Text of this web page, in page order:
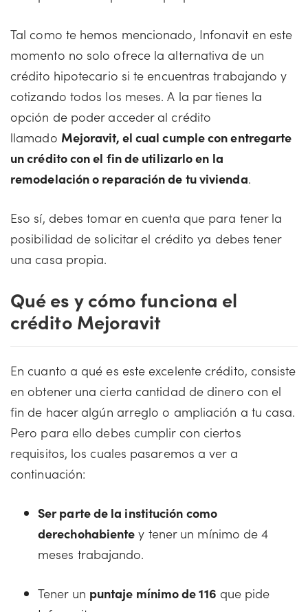
Tal como te hemos mencionado, Infonavit en este
momento no solo ofrece la alternativa de un
crédito hipotecario si te encuentras trabajando y
cotizando todos los meses. A la par tienes la
opción de poder acceder al crédito
llamado Mejoravit, el cual cumple con entregarte
un crédito con el fin de utilizarlo en la
remodelación o reparación de tu vivienda.
Eso sí, debes tomar en cuenta que para tener la
posibilidad de solicitar el crédito ya debes tener
una casa propia.
Qué es y cómo funciona el
crédito Mejoravit
En cuanto a qué es este excelente crédito, consiste
en obtener una cierta cantidad de dinero con el
fin de hacer algún arreglo o ampliación a tu casa.
Pero para ello debes cumplir con ciertos
requisitos, los cuales pasaremos a ver a
continuación:
Ser parte de la institución como
derechohabiente y tener un mínimo de 4
meses trabajando.
Tener un puntaje mínimo de 116 que pide